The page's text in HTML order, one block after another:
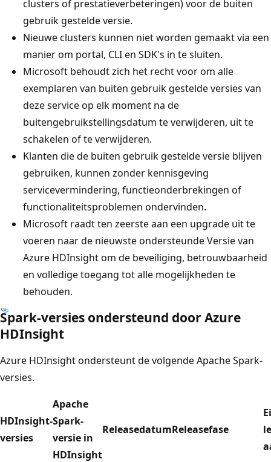
clusters of prestatieverbeteringen) voor de buiten
gebruik gestelde versie.
Nieuwe clusters kunnen niet worden gemaakt via een
manier om portal, CLI en SDK's in te sluiten.
Microsoft behoudt zich het recht voor om alle
exemplaren van buiten gebruik gestelde versies van
deze service op elk moment na de
buitengebruikstellingsdatum te verwijderen, uit te
schakelen of te verwijderen.
Klanten die de buiten gebruik gestelde versie blijven
gebruiken, kunnen zonder kennisgeving
servicevermindering, functieonderbrekingen of
functionaliteitsproblemen ondervinden.
Microsoft raadt ten zeerste aan een upgrade uit te
voeren naar de nieuwste ondersteunde Versie van
Azure HDInsight om de beveiliging, betrouwbaarheid
en volledige toegang tot alle mogelijkheden te
behouden.
Spark-versies ondersteund door Azure
HDInsight
Azure HDInsight ondersteunt de volgende Apache Spark-
versies.
HDInsight-
versies
Apache
Spark-
versie in
HDInsight
ReleasedatumReleasefase